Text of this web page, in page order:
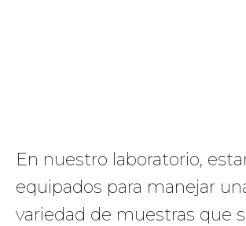
En nuestro laboratorio,
equipados para manejar
variedad de muestras que